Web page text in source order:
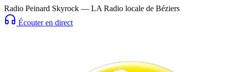
Radio Peinard Skyrock — LA Radio locale de Béziers
Écouter en direct